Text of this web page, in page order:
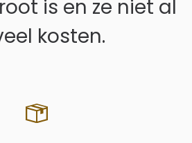
is en ze niet al
kosten.